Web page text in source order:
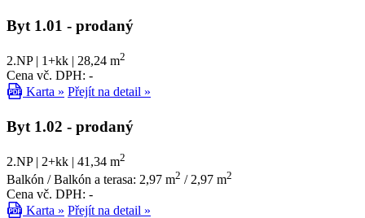
Byt 1.01 - prodaný
2.NP | 1+kk | 28,24 m2
Cena vč. DPH: -
Karta » Přejít na detail »
Byt 1.02 - prodaný
2.NP | 2+kk | 41,34 m2
Balkón / Balkón a terasa: 2,97 m2 / 2,97 m2
Cena vč. DPH: -
Karta » Přejít na detail »